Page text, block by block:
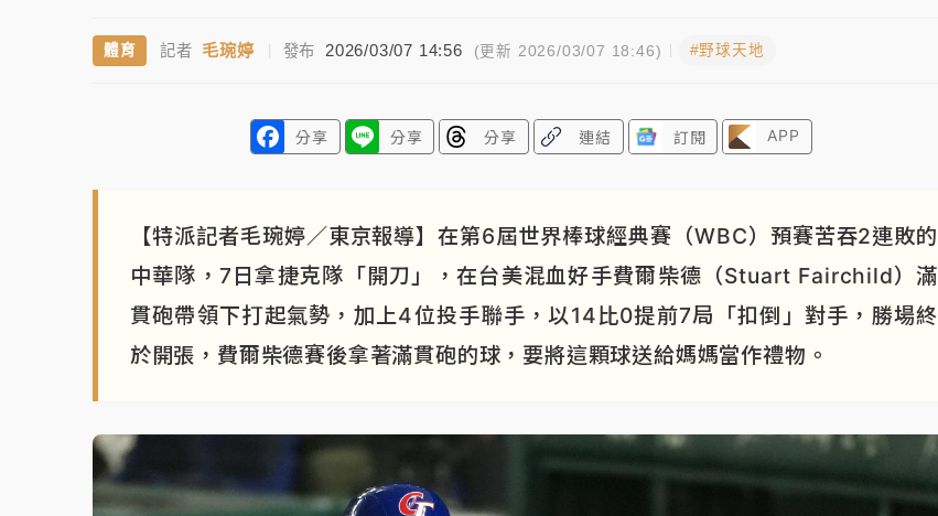
體育 記者 毛琬婷 發布 2026/03/07 14:56 (更新 2026/03/07 18:46) #野球天地
分享 分享 分享 連結 訂閱 APP
【特派記者毛琬婷／東京報導】在第6屆世界棒球經典賽（WBC）預賽苦吞2連敗的
中華隊，7日拿捷克隊「開刀」，在台美混血好手費爾柴德（Stuart Fairchild）滿
貫砲帶領下打起氣勢，加上4位投手聯手，以14比0提前7局「扣倒」對手，勝場終
於開張，費爾柴德賽後拿著滿貫砲的球，要將這顆球送給媽媽當作禮物。